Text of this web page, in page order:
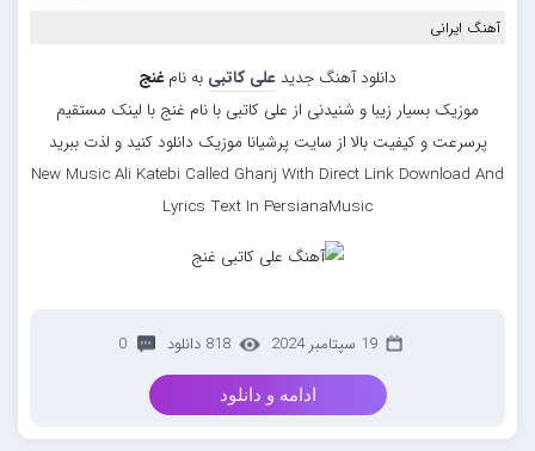
آهنگ ایرانی
دانلود آهنگ جدید علی کاتبی به نامغنج
موزیک بسیار زیبا و شنیدنی از علی کاتبی با نام غنج با لینک مستقیم
پرسرعت و کیفیت بالا از سایت پرشیانا موزیک دانلود کنید و لذت ببرید
New Music Ali Katebi Called Ghanj With Direct Link Download And
Lyrics Text In PersianaMusic
19 سپتامبر 2024 818 دانلود 0
ادامه و دانلود